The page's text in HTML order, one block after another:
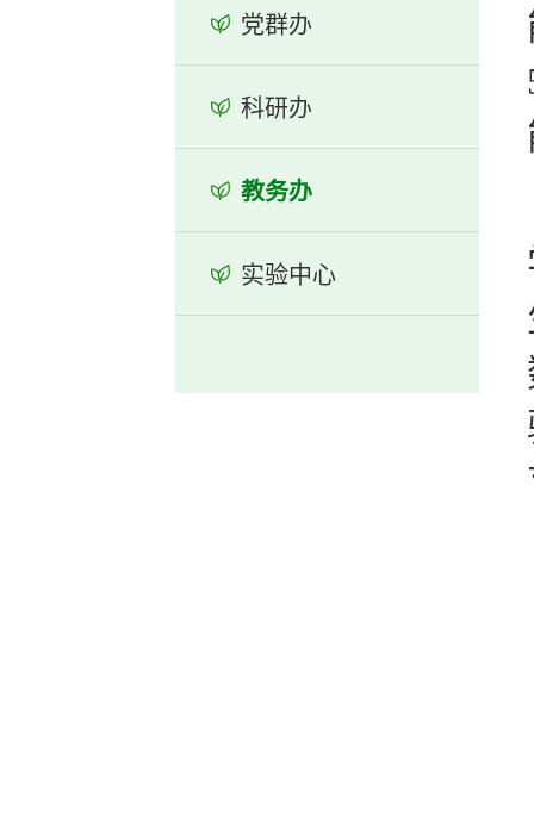
党群办
科研办
教务办
实验中心